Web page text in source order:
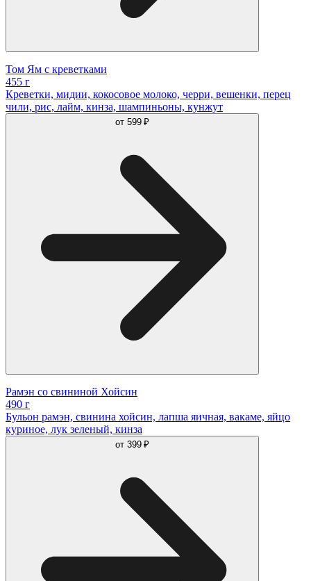
Том Ям с креветками
455 г
Креветки, мидии, кокосовое молоко, черри, вешенки, перец
чили, рис, лайм, кинза, шампиньоны, кунжут
от 599 ₽
Рамэн со свининой Хойсин
490 г
Бульон рамэн, свинина хойсин, лапша яичная, вакаме, яйцо
куриное, лук зеленый, кинза
от 399 ₽